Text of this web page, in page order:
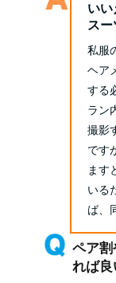
いい
スー
私服
ヘア
する
ラン
撮影
です
ます
いる
ば、
ペア
れば良